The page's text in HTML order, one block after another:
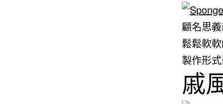
顧名思
鬆鬆軟
製作形式
戚